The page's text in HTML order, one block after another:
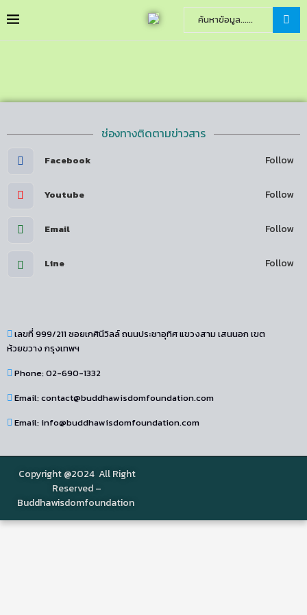
ช่องทางติดตามข่าวสาร
Facebook Follow
Youtube Follow
Email Follow
Line Follow
เลขที่ 999/211 ซอยเกศินีวิลล์ ถนนประชาอุทิศ แขวงสาม เสนนอก เขต
ห้วยขวาง กรุงเทพฯ
Phone: 02-690-1332
Email: contact@buddhawisdomfoundation.com
Email: info@buddhawisdomfoundation.com
Copyright @2024 All Right
Reserved –
Buddhawisdomfoundation